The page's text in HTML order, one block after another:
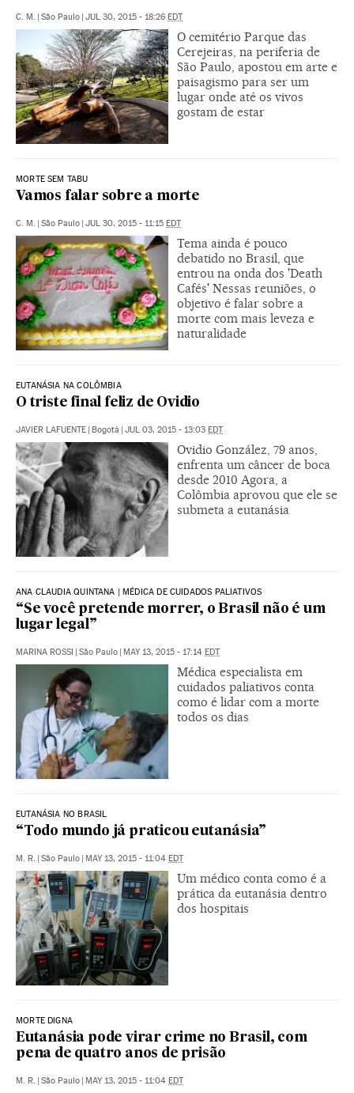
C. M. | São Paulo | JUL 30, 2015 - 18:26 EDT
O cemitério Parque das
Cerejeiras, na periferia de
São Paulo, apostou em arte e
paisagismo para ser um
lugar onde até os vivos
gostam de estar
MORTE SEM TABU
Vamos falar sobre a morte
C. M. | São Paulo | JUL 30, 2015 - 11:15 EDT
Tema ainda é pouco
debatido no Brasil, que
entrou na onda dos 'Death
Cafés' Nessas reuniões, o
objetivo é falar sobre a
morte com mais leveza e
naturalidade
EUTANÁSIA NA COLÔMBIA
O triste final feliz de Ovidio
JAVIER LAFUENTE | Bogotá | JUL 03, 2015 - 13:03 EDT
Ovidio González, 79 anos,
enfrenta um câncer de boca
desde 2010 Agora, a
Colômbia aprovou que ele se
submeta a eutanásia
ANA CLAUDIA QUINTANA | MÉDICA DE CUIDADOS PALIATIVOS
“Se você pretende morrer, o Brasil não é um
lugar legal”
MARINA ROSSI | São Paulo | MAY 13, 2015 - 17:14 EDT
Médica especialista em
cuidados paliativos conta
como é lidar com a morte
todos os dias
EUTANÁSIA NO BRASIL
“Todo mundo já praticou eutanásia”
M. R. | São Paulo | MAY 13, 2015 - 11:04 EDT
Um médico conta como é a
prática da eutanásia dentro
dos hospitais
MORTE DIGNA
Eutanásia pode virar crime no Brasil, com
pena de quatro anos de prisão
M. R. | São Paulo | MAY 13, 2015 - 11:04 EDT